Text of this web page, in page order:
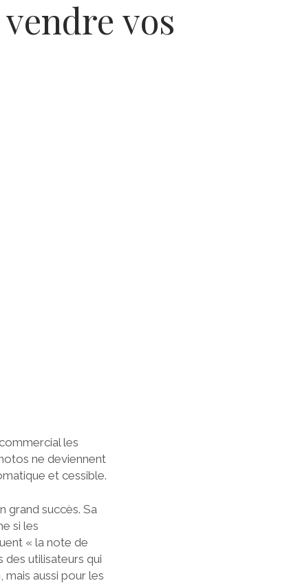
vos
les
ne deviennent
et cessible.
grand succès. Sa
si les
« la note de
des utilisateurs qui
aussi pour les